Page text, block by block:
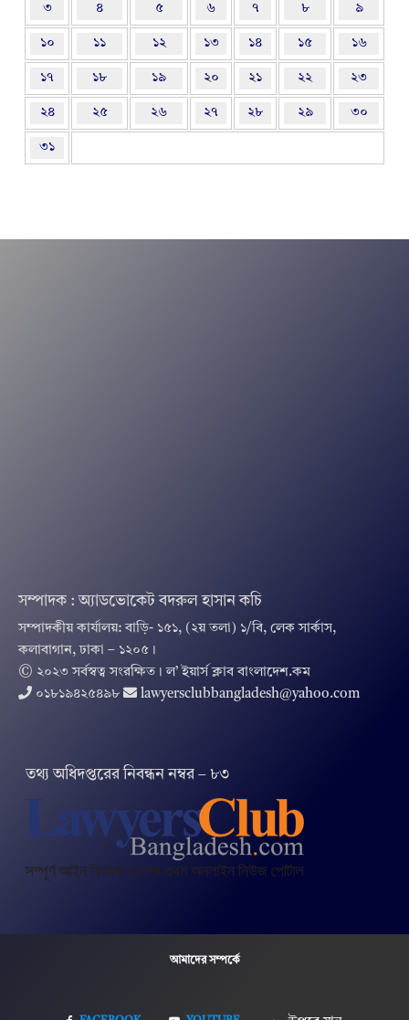
৩ ৪ ৫ ৬ ৭ ৮ ৯
১০ ১১ ১২ ১৩ ১৪ ১৫ ১৬
১৭ ১৮ ১৯ ২০ ২১ ২২ ২৩
২৪ ২৫ ২৬ ২৭ ২৮ ২৯ ৩০
৩১
সম্পাদক : অ্যাডভোকেট বদরুল হাসান কচি
সম্পাদকীয় কার্যালয়: বাড়ি- ১৫১, (২য় তলা) ১/বি, লেক সার্কাস,
কলাবাগান, ঢাকা – ১২০৫।
© ২০২৩ সর্বস্বত্ব সংরক্ষিত । ল’ ইয়ার্স ক্লাব বাংলাদেশ.কম
০১৮১৯৪২৫৪৯৮
lawyersclubbangladesh@yahoo.com
তথ‌্য অ‌ধিদপ্ত‌রের নিবন্ধন নম্বর – ৮৩
আমাদের সম্পর্কে